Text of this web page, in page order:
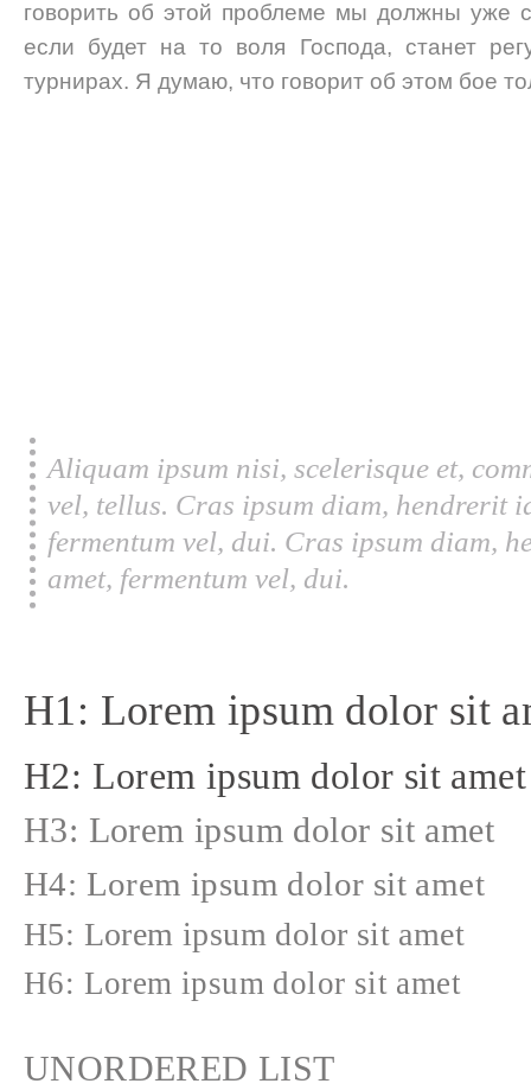
говорить об этой проблеме мы должны уже
если будет на то воля Господа, станет
турнирах. Я думаю, что говорит об этом бое
Aliquam ipsum nisi, scelerisque et,
vel, tellus. Cras ipsum diam, hendrerit
fermentum vel, dui. Cras ipsum diam,
amet, fermentum vel, dui.
H1: Lorem ipsum dolor sit
H2: Lorem ipsum dolor sit amet
H3: Lorem ipsum dolor sit amet
H4: Lorem ipsum dolor sit amet
H5: Lorem ipsum dolor sit amet
H6: Lorem ipsum dolor sit amet
UNORDERED LIST